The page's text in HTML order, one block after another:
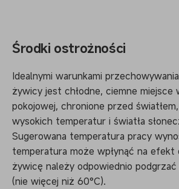
Środki ostrożności
Idealnymi warunkami
żywicy jest chłodne, ciemne
pokojowej, chronione przed
wysokich temperatur i światła
Sugerowana temperatura pracy
temperatura może wpłynąć na efekt
żywicę należy odpowiednio
(nie więcej niż 60°C).